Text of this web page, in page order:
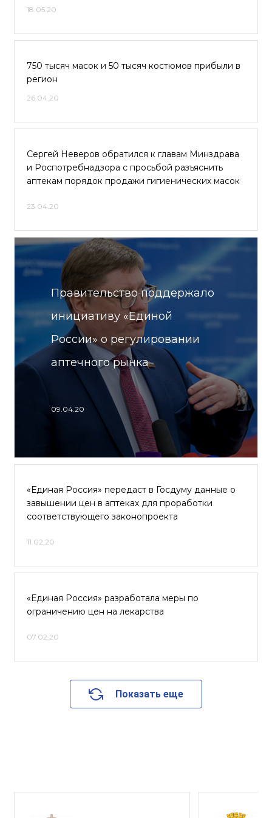
18.05.20
750 тысяч масок и 50 тысяч костюмов прибыли в
регион
26.04.20
Сергей Неверов обратился к главам Минздрава
и Роспотребнадзора с просьбой разъяснить
аптекам порядок продажи гигиенических масок
23.04.20
Правительство поддержало
инициативу «Единой
России» о регулировании
аптечного рынка
09.04.20
«Единая Россия» передаст в Госдуму данные о
завышении цен в аптеках для проработки
соответствующего законопроекта
11.02.20
«Единая Россия» разработала меры по
ограничению цен на лекарства
07.02.20
Показать еще